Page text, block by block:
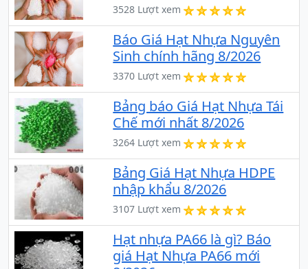
3528 Lượt xem
Báo Giá Hạt Nhựa Nguyên
Sinh chính hãng 8/2026
3370 Lượt xem
Bảng báo Giá Hạt Nhựa Tái
Chế mới nhất 8/2026
3264 Lượt xem
Bảng Giá Hạt Nhựa HDPE
nhập khẩu 8/2026
3107 Lượt xem
Hạt nhựa PA66 là gì? Báo
giá Hạt Nhựa PA66 mới